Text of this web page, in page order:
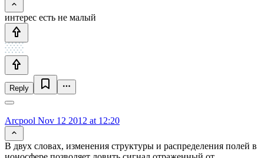
интерес есть не малый
Reply
Arcpool Nov 12 2012 at 12:20
В двух словах, изменения структуры и распределения полей в